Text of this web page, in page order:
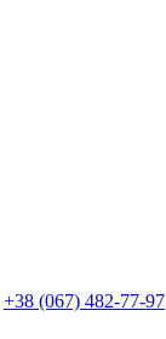
+38 (067) 482-77-97